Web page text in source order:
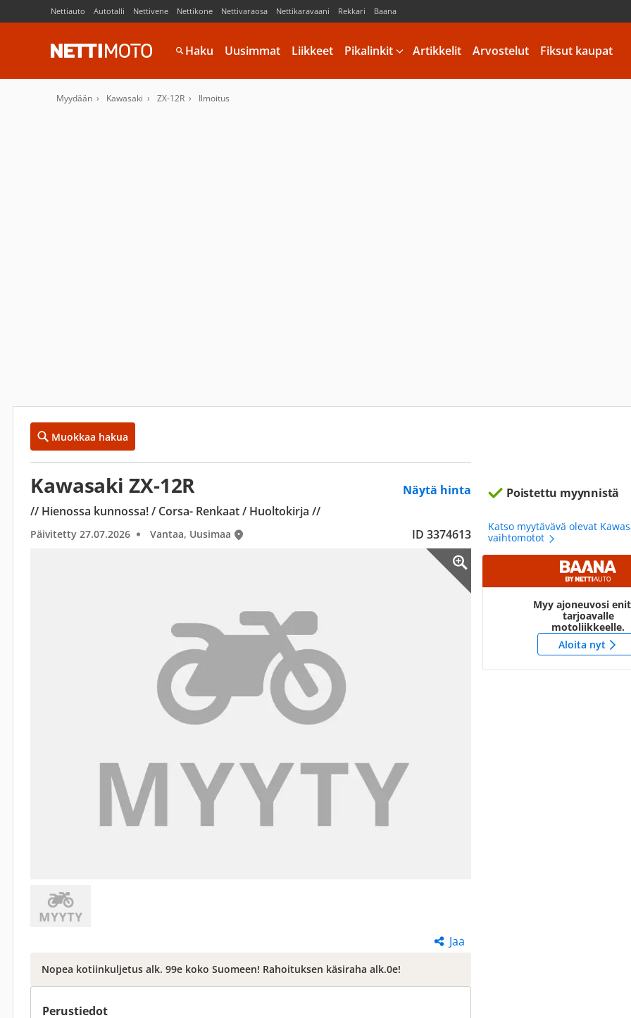
Nettiauto Autotalli Nettivene Nettikone Nettivaraosa Nettikaravaani Rekkari Baana
Haku Uusimmat Liikkeet Pikalinkit Artikkelit Arvostelut Fiksut kaupat
Myydään Kawasaki ZX-12R Ilmoitus
Muokkaa hakua
Kawasaki ZX-12R
Näytä hinta
// Hienossa kunnossa! / Corsa- Renkaat / Huoltokirja //
Päivitetty 27.07.2026 Vantaa, Uusimaa ID 3374613
Jaa
Nopea kotiinkuljetus alk. 99e koko Suomeen! Rahoituksen käsiraha alk.0e!
Perustiedot
Poistettu myynnistä
Katso myytävävä olevat
vaihtomotot
Myy ajoneuvosi
tarjoavalle
motoliikkeelle.
Aloita nyt